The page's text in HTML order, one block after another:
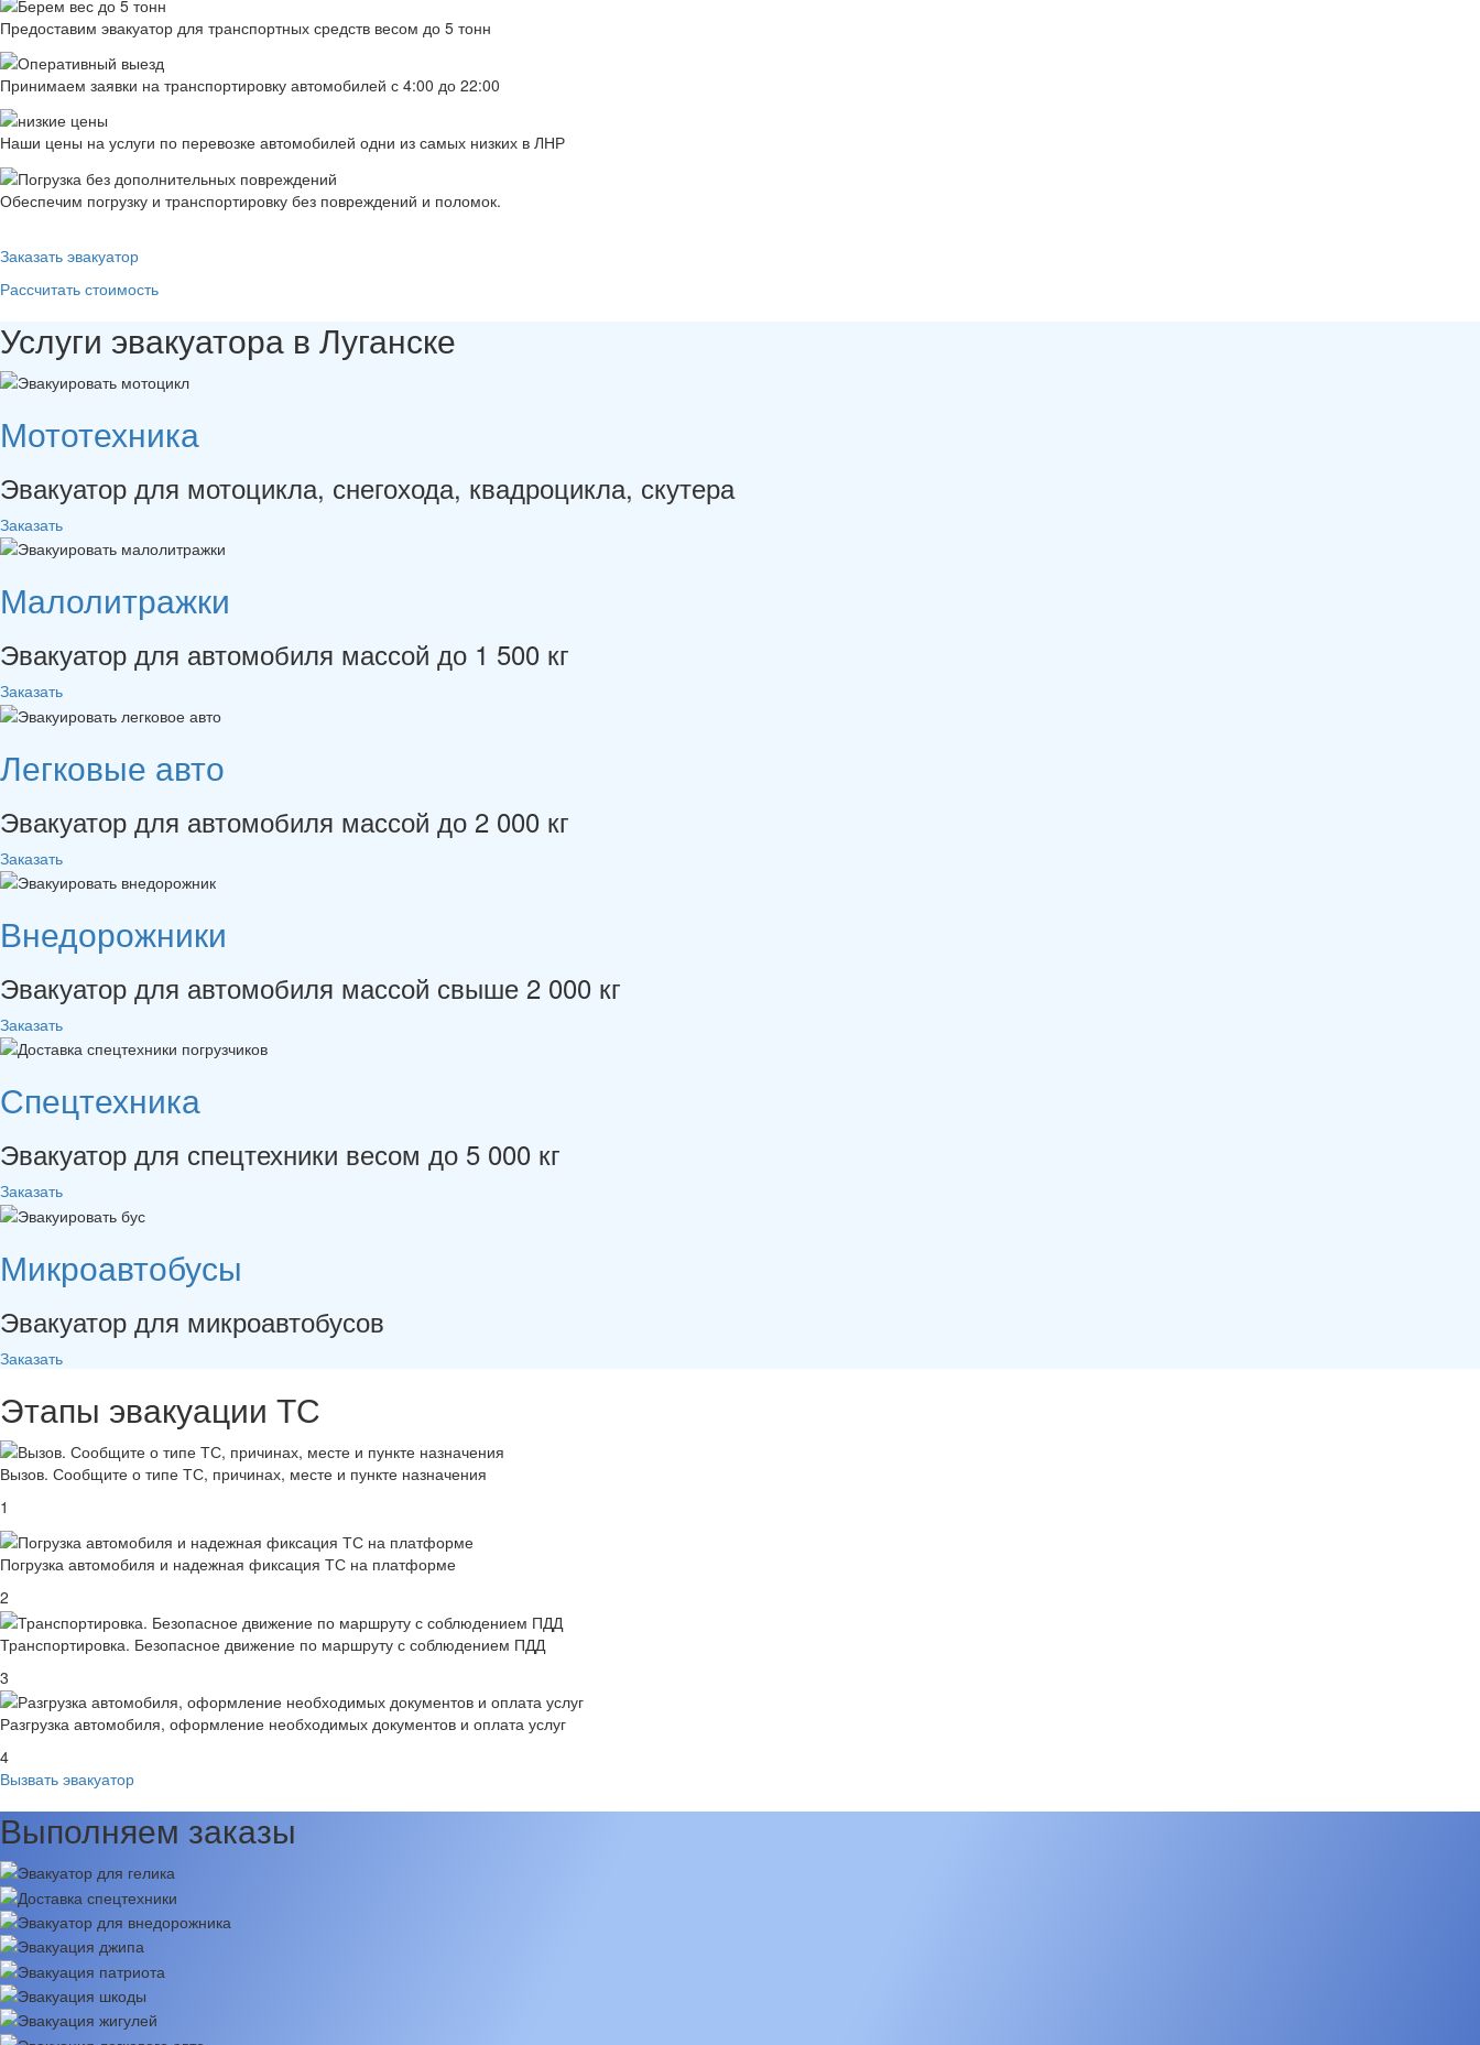
Предоставим эвакуатор для транспортных средств весом до 5 тонн
Принимаем заявки на транспортировку автомобилей с 4:00 до 22:00
Наши цены на услуги по перевозке автомобилей одни из самых низких в ЛНР
Обеспечим погрузку и транспортировку без повреждений и поломок.
Заказать эвакуатор
Рассчитать стоимость
Услуги эвакуатора в Луганске
Мототехника
Эвакуатор для мотоцикла, снегохода, квадроцикла, скутера
Заказать
Малолитражки
Эвакуатор для автомобиля массой до 1 500 кг
Заказать
Легковые авто
Эвакуатор для автомобиля массой до 2 000 кг
Заказать
Внедорожники
Эвакуатор для автомобиля массой свыше 2 000 кг
Заказать
Спецтехника
Эвакуатор для спецтехники весом до 5 000 кг
Заказать
Микроавтобусы
Эвакуатор для микроавтобусов
Заказать
Этапы эвакуации ТС
Вызов. Сообщите о типе ТС, причинах, месте и пункте назначения
1
Погрузка автомобиля и надежная фиксация ТС на платформе
2
Транспортировка. Безопасное движение по маршруту с соблюдением ПДД
3
Разгрузка автомобиля, оформление необходимых документов и оплата услуг
4
Вызвать эвакуатор
Выполняем заказы